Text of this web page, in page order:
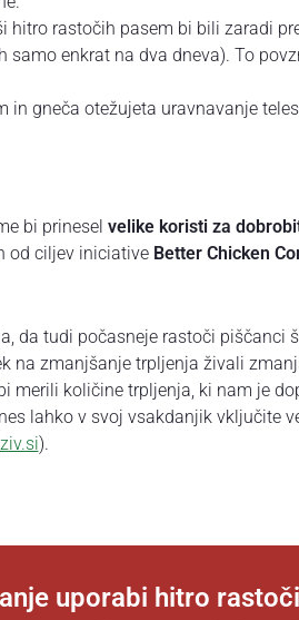
hitro rastočih pasem bi bili zaradi
samo enkrat na dva dneva). To
gneča otežujeta uravnavanje
bi prinesel velike koristi za
od ciljev iniciative Better Chicken
da tudi počasneje rastoči piščanci
na zmanjšanje trpljenja živali
merili količine trpljenja, ki nam je
lahko v svoj vsakdanjik vključite
).
uporabi hitro